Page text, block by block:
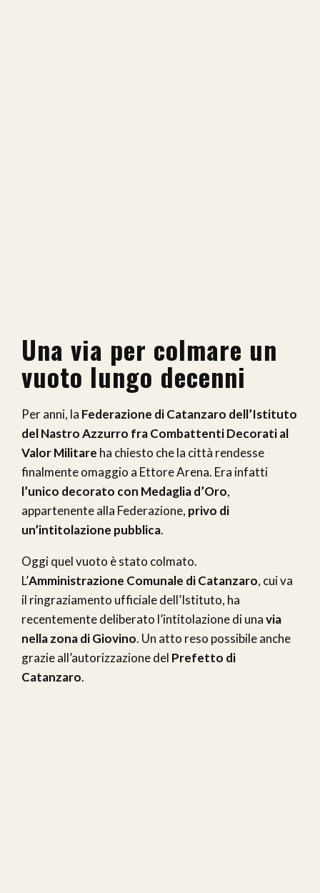
Una via per colmare un
vuoto lungo decenni
Per anni, la Federazione di Catanzaro dell’Istituto
del Nastro Azzurro fra Combattenti Decorati al
Valor Militare ha chiesto che la città rendesse
finalmente omaggio a Ettore Arena. Era infatti
l’unico decorato con Medaglia d’Oro,
appartenente alla Federazione, privo di
un’intitolazione pubblica.
Oggi quel vuoto è stato colmato.
L’Amministrazione Comunale di Catanzaro, cui va
il ringraziamento ufficiale dell’Istituto, ha
recentemente deliberato l’intitolazione di unavia
nella zona di Giovino. Un atto reso possibile anche
grazie all’autorizzazione del Prefetto di
Catanzaro.